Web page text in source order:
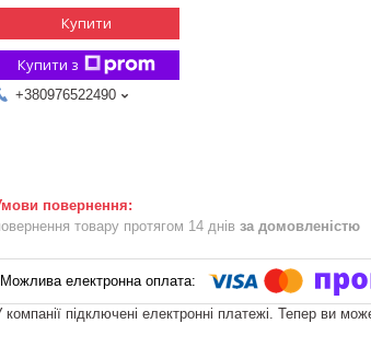
Купити
Купити з
+380976522490
товару протягом 14 днів за домовленістю
компанії підключені електронні платежі. Тепер ви